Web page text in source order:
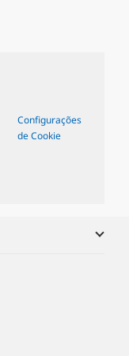
Configurações
de Cookie